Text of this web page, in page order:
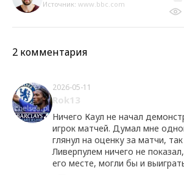
Источник: www.bbc.com
2 комментария
2026-05-11
Rok13
Ничего Каул не начал
игрок матчей. Думал мне
глянул на оценку за матчи,
Ливерпулем ничего не
его месте, могли бы и